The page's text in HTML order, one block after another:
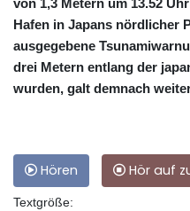
von 1,3 Metern um 13.52
Hafen in Japans nördlicher
ausgegebene
drei Metern entlang der
wurden, galt demnach
Hören Hör auf
Textgröße: